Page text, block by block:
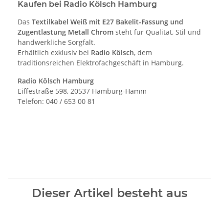
Kaufen bei Radio Kölsch Hamburg
Das Textilkabel Weiß mit E27 Bakelit-Fassung und
Zugentlastung Metall Chrom steht für Qualität, Stil und
handwerkliche Sorgfalt.
Erhältlich exklusiv bei Radio Kölsch, dem
traditionsreichen Elektrofachgeschäft in Hamburg.
Radio Kölsch Hamburg
Eiffestraße 598, 20537 Hamburg-Hamm
Telefon: 040 / 653 00 81
Dieser Artikel besteht aus